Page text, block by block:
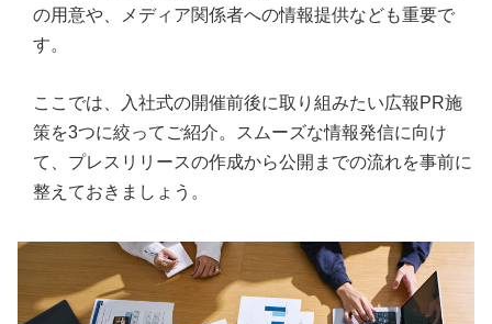
の用意や、メディア関係者への情報提供なども重要で
す。
ここでは、入社式の開催前後に取り組みたい広報PR施
策を3つに絞ってご紹介。スムーズな情報発信に向け
て、プレスリリースの作成から公開までの流れを事前に
整えておきましょう。